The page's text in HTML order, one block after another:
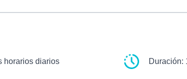
horarios diarios Duración: